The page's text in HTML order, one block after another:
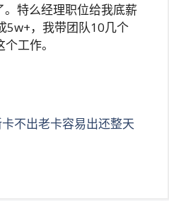
特么经理职位给我底薪
5w+，我带团队10几个
工作。
不出老卡容易出还整天